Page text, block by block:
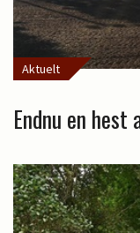
Aktuelt
Endnu en